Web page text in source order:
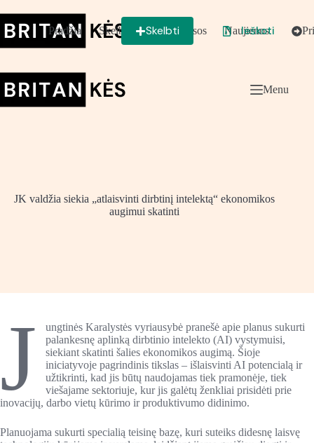
to
content
Pradžia Skelbimai Užklausos Naujienos
Skelbti Ieškoti
Menu
JK valdžia siekia „atlaisvinti dirbtinį intelektą“ ekonomikos
augimui skatinti
J
ungtinės Karalystės vyriausybė pranešė apie planus sukurti
palankesnę aplinką dirbtinio intelekto (AI) vystymuisi,
siekiant skatinti šalies ekonomikos augimą. Šioje
iniciatyvoje pagrindinis tikslas – išlaisvinti AI potencialą ir
užtikrinti, kad jis būtų naudojamas tiek pramonėje, tiek
viešajame sektoriuje, kur jis galėtų ženkliai prisidėti prie
inovacijų, darbo vietų kūrimo ir produktivumo didinimo.
Planuojama sukurti specialią teisinę bazę, kuri suteiks didesnę laisvę